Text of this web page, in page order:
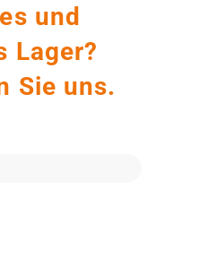
und
Lager?
Sie uns.